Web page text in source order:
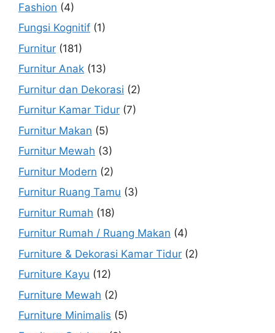
Fashion (4)
Fungsi Kognitif (1)
Furnitur (181)
Furnitur Anak (13)
Furnitur dan Dekorasi (2)
Furnitur Kamar Tidur (7)
Furnitur Makan (5)
Furnitur Mewah (3)
Furnitur Modern (2)
Furnitur Ruang Tamu (3)
Furnitur Rumah (18)
Furnitur Rumah / Ruang Makan (4)
Furniture & Dekorasi Kamar Tidur (2)
Furniture Kayu (12)
Furniture Mewah (2)
Furniture Minimalis (5)